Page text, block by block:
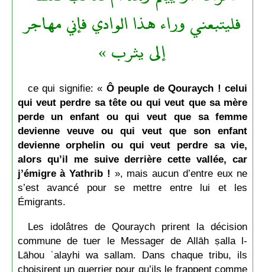
فليتبعني وراء هذا الوادي فإني مهاجر
إلى يثرب »
ce qui signifie: « Ô peuple de Qouraych ! celui
qui veut perdre sa tête ou qui veut que sa mère
perde un enfant ou qui veut que sa femme
devienne veuve ou qui veut que son enfant
devienne orphelin ou qui veut perdre sa vie,
alors qu’il me suive derrière cette vallée, car
j’émigre à Yathrib ! », mais aucun d’entre eux ne
s’est avancé pour se mettre entre lui et les
Émigrants.
Les idolâtres de Qouraych prirent la décision
commune de tuer le Messager de Allāh ṣalla l-
Lāhou ʿalayhi wa sallam. Dans chaque tribu, ils
choisirent un guerrier pour qu’ils le frappent comme